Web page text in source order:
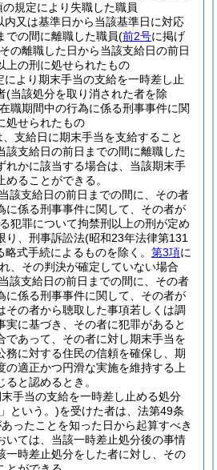
規定により失職した職員
内又は基準日から当該基準日に対応
での間に離職した職員(前2号に掲げ
の離職した日から当該支給日の前日
上の刑に処せられたもの
により期末手当の支給を一時差し止
(当該処分を取り消された者を除
職期間中の行為に係る刑事事件に関
処せられたもの
支給日に期末手当を支給すること
該支給日の前日までの間に離職した
れかに該当する場合は、当該期末手
ることができる。
該支給日の前日までの間に、その者
に係る刑事事件に関して、その者が
犯罪について拘禁刑以上の刑が定め
り、刑事訴訟法(昭和23年法律第131
式手続によるものを除く。 第3項に
、その判決が確定していない場合
該支給日の前日までの間に、その者
に係る刑事事件に関して、その者が
その者から聴取した事項若しくは調
実に基づき、その者に犯罪があると
であって、その者に対し期末手当を
務に対する住民の信頼を確保し、期
の適正かつ円滑な実施を維持する上
と認めるとき。
手当の支給を一時差し止める処分
という。)を受けた者は、法第49条
ったことを知った日から起算すべき
いては、当該一時差止処分後の事情
一時差止処分をした者に対し、その